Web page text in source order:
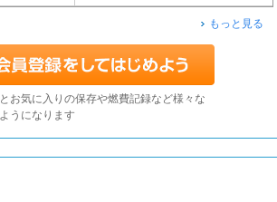
もっと見る
お気に入りの保存や燃費記録など様々な
うになります